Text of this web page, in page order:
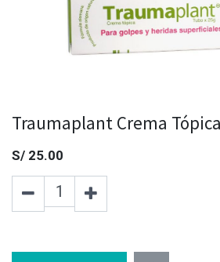
Traumaplant Crema
S/ 25.00